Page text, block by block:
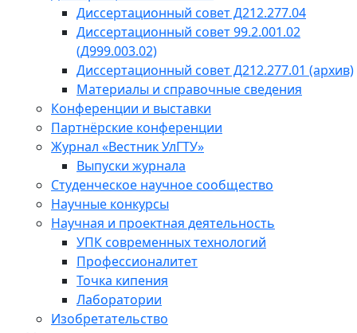
Диссертационный совет Д212.277.04
Диссертационный совет 99.2.001.02
(Д999.003.02)
Диссертационный совет Д212.277.01 (архив)
Материалы и справочные сведения
Конференции и выставки
Партнёрские конференции
Журнал «Вестник УлГТУ»
Выпуски журнала
Студенческое научное сообщество
Научные конкурсы
Научная и проектная деятельность
УПК современных технологий
Профессионалитет
Точка кипения
Лаборатории
Изобретательство